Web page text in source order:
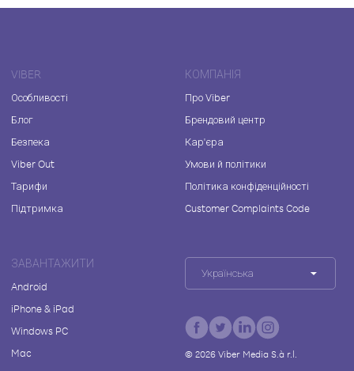
VIBER
Особливості
Блог
Безпека
Viber Out
Тарифи
Підтримка
КОМПАНІЯ
Про Viber
Брендовий центр
Кар'єра
Умови й політики
Політика конфіденційності
Customer Complaints Code
ЗАВАНТАЖИТИ
Android
iPhone & iPad
Windows PC
Mac
Українська
© 2026Viber Media S.à r.l.